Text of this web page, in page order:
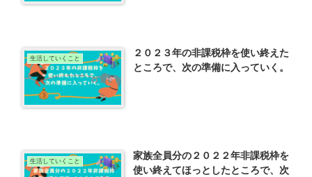
生活していくこと
２０２３年の非課税枠を使い終えた
ところで、次の準備に入っていく。
生活していくこと
家族全員分の２０２２年非課税枠を
使い終えてほっとしたところで、次